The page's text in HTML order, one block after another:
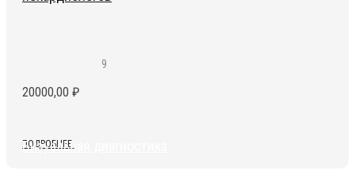
9
20000,00 ₽
ПОДРОБНЕЕ
Визуальная диагностика